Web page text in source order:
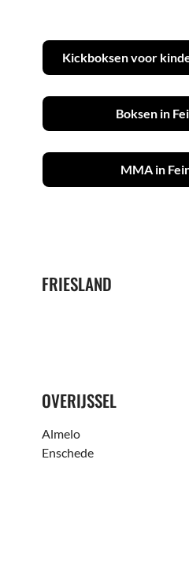
Kickboksen voor
Boksen in
MMA in
FRIESLAND
OVERIJSSEL
Almelo
Enschede